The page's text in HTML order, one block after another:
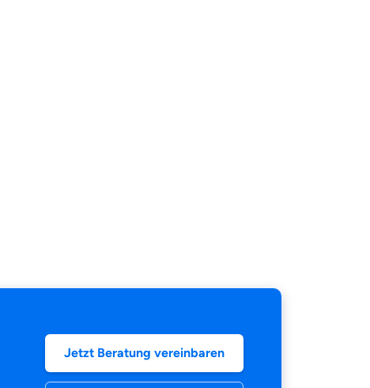
Jetzt Beratung vereinbaren